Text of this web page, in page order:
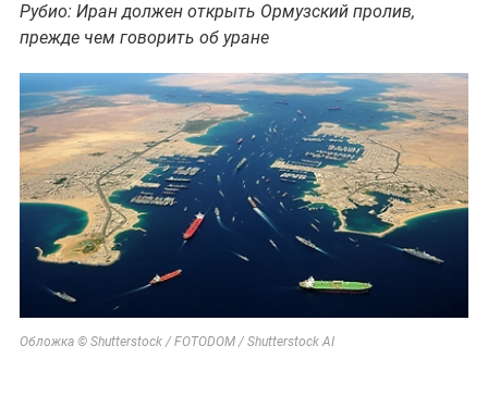
Рубио: Иран должен открыть Ормузский пролив,
прежде чем говорить об уране
Обложка © Shutterstock / FOTODOM / Shutterstock AI